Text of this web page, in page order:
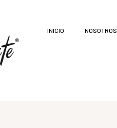
INICIO NOSOTROS